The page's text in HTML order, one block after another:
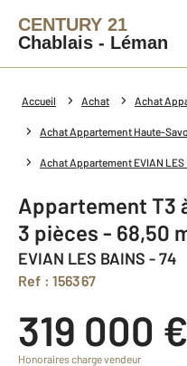
CENTURY 21
Chablais - Léman
Accueil Achat Achat
Achat Appartement Haute-
Achat Appartement EVIAN LES
Appartement T3
3 pièces - 68,50
EVIAN LES BAINS - 74
Ref : 156367
319 000 €
Honoraires charge vendeur